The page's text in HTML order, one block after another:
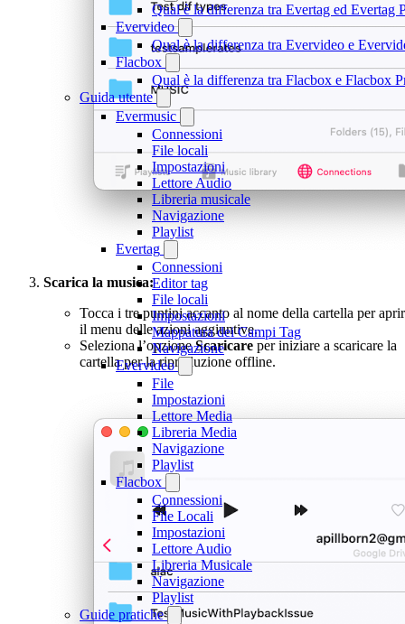
Qual è la differenza tra Evertag ed Evertag
Evervideo
Qual è la differenza tra Evervideo e
Flacbox
Qual è la differenza tra Flacbox e Flacbox
Guida utente
Evermusic
Connessioni
File locali
Impostazioni
Lettore Audio
Libreria musicale
Navigazione
Playlist
Evertag
Connessioni
Editor tag
File locali
Impostazioni
Mappatura dei Campi Tag
Navigazione
Evervideo
File
Impostazioni
Lettore Media
Libreria Media
Navigazione
Playlist
Flacbox
Connessioni
File Locali
Impostazioni
Lettore Audio
Libreria Musicale
Navigazione
Playlist
Guide pratiche
Scarica la musica:
Tocca i tre puntini accanto al nome della cartella per
il menu delle azioni aggiuntive.
Seleziona l’opzioneScaricare per iniziare a scaricare la
cartella per la riproduzione offline.